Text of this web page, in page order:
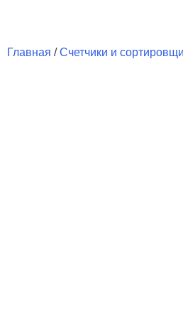
Главная /Счетчики и